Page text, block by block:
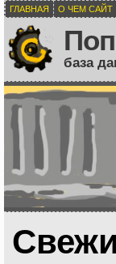
ГЛАВНАЯ О ЧЕМ САЙТ
база